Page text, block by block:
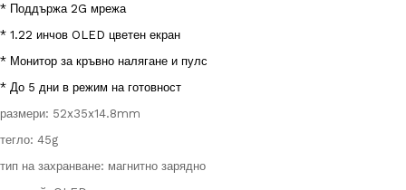
* Поддържа 2G мрежа
* 1.22 инчов OLED цветен екран
* Монитор за кръвно налягане и пулс
* До 5 дни в режим на готовност
размери: 52x35x14.8mm
тегло: 45g
тип на захранване: магнитно зарядно